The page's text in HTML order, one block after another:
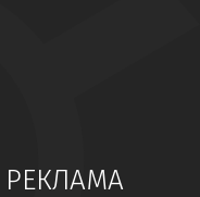
РЕКЛАМА